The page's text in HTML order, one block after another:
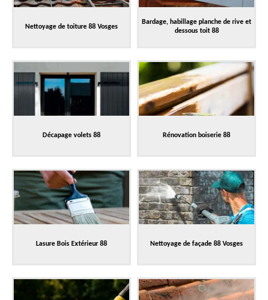
Nettoyage de toiture 88 Vosges
Bardage, habillage planche de rive et
dessous toit 88
Décapage volets 88 Rénovation boiserie 88
Lasure Bois Extérieur 88 Nettoyage de façade 88 Vosges